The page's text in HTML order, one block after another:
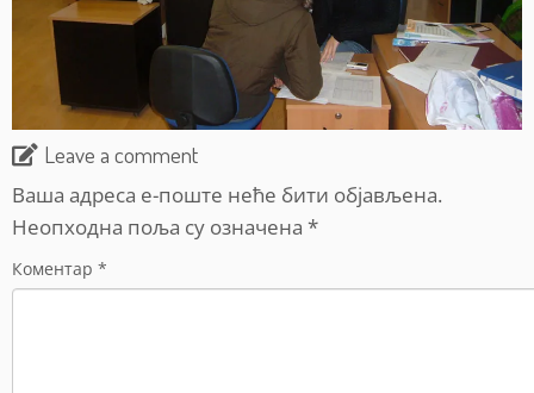
Leave a comment
Ваша адреса е-поште неће бити објављена.
Неопходна поља су означена *
Коментар *